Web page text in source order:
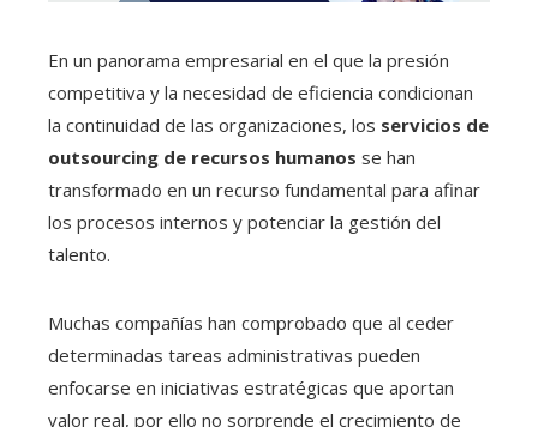
En un panorama empresarial en el que la presión
competitiva y la necesidad de eficiencia condicionan
la continuidad de las organizaciones, los servicios de
outsourcing de recursos humanos se han
transformado en un recurso fundamental para afinar
los procesos internos y potenciar la gestión del
talento.
Muchas compañías han comprobado que al ceder
determinadas tareas administrativas pueden
enfocarse en iniciativas estratégicas que aportan
valor real, por ello no sorprende el crecimiento de